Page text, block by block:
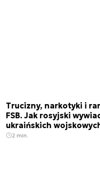
Trucizny, narkotyki i
FSB. Jak rosyjski
ukraińskich
2 min.